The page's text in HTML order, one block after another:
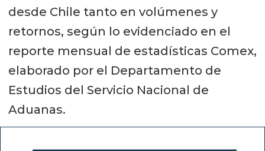
desde Chile tanto en volúmenes y
retornos, según lo evidenciado en el
reporte mensual de estadísticas Comex,
elaborado por el Departamento de
Estudios del Servicio Nacional de
Aduanas.